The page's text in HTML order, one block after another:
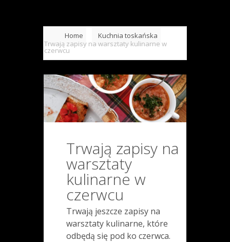
Home
Kuchnia toskańska
Trwają zapisy na warsztaty kulinarne w
czerwcu
Trwają zapisy na
warsztaty
kulinarne w
czerwcu
Trwają jeszcze zapisy na
warsztaty kulinarne, które
odbędą się pod ko czerwca.